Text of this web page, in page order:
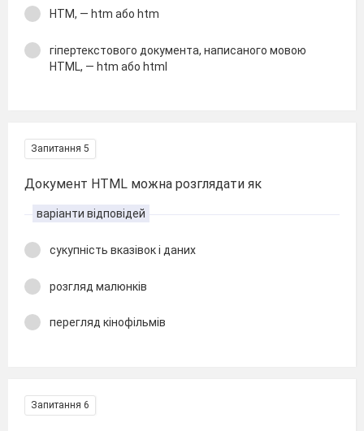
HTM, — htm або htm
гіпертекстового документа, написаного мовою
HTML, — htm або html
Запитання 5
Документ HTML можна розглядати як
варіанти відповідей
сукупність вказівок і даних
розгляд малюнків
перегляд кінофільмів
Запитання 6